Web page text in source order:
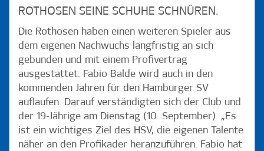
ROTHOSEN SEINE SCHUHE SCHNÜREN.
Die Rothosen haben einen weiteren Spieler aus
dem eigenen Nachwuchs langfristig an sich
gebunden und mit einem Profivertrag
ausgestattet: Fabio Balde wird auch in den
kommenden Jahren für den Hamburger SV
auflaufen. Darauf verständigten sich der Club und
der 19-Jährige am Dienstag (10. September). „Es
ist ein wichtiges Ziel des HSV, die eigenen Talente
näher an den Profikader heranzuführen. Fabio hat